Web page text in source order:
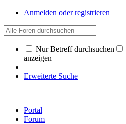
Anmelden oder registrieren
Nur Betreff durchsuchen
anzeigen
Erweiterte Suche
Portal
Forum